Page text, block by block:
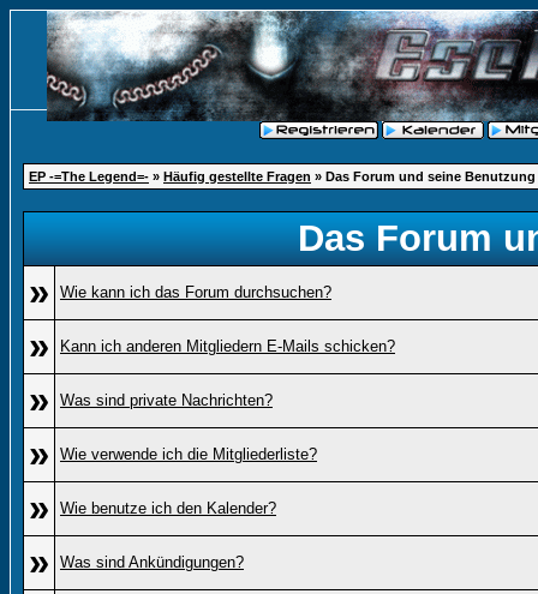
EP -=The Legend=- » Häufig gestellte Fragen » Das Forum und seine Benutzung
Das Forum
»
Wie kann ich das Forum durchsuchen?
» Kann ich anderen Mitgliedern E-Mails schicken?
» Was sind private Nachrichten?
» Wie verwende ich die Mitgliederliste?
» Wie benutze ich den Kalender?
» Was sind Ankündigungen?